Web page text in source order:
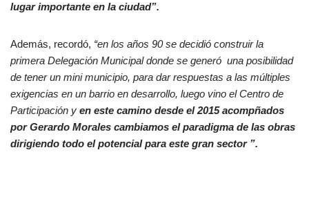
lugar importante en la ciudad”.
Además, recordó, “en los años 90 se decidió construir la
primera Delegación Municipal donde se generó una posibilidad
de tener un mini municipio, para dar respuestas a las múltiples
exigencias en un barrio en desarrollo, luego vino el Centro de
Participación y en este camino desde el 2015 acompñados
por Gerardo Morales cambiamos el paradigma de las obras
dirigiendo todo el potencial para este gran sector ”.